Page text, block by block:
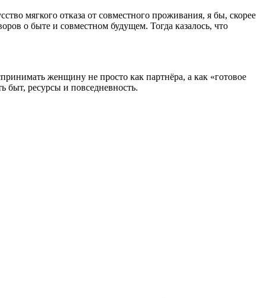
мягкого отказа от совместного проживания, я бы, скорее
о быте и совместном будущем. Тогда казалось, что
женщину не просто как партнёра, а как «готовое
быт, ресурсы и повседневность.